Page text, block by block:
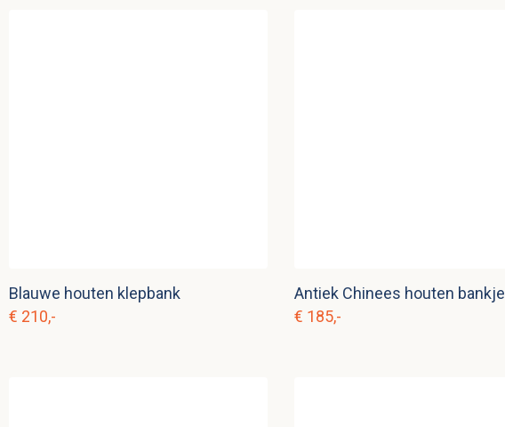
Blauwe houten klepbank
€ 210,-
Antiek Chinees houten bankje
€ 185,-